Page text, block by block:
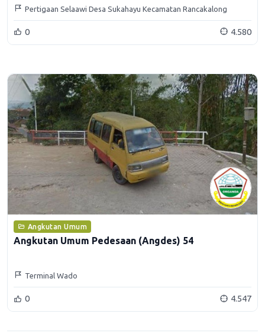
Pertigaan Selaawi Desa Sukahayu Kecamatan Rancakalong
0 4.580
Angkutan Umum
Angkutan Umum Pedesaan (Angdes) 54
Terminal Wado
0 4.547